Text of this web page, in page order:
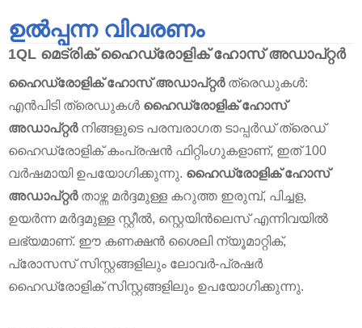
ഉൽപ്പന്ന വിവരണം
1QL മെട്രിക്ഹൈഡ്രോളിക് ഹോസ് അഡാപ്റ്റർ
ഹൈഡ്രോളിക്ഹോസ് അഡാപ്റ്റർത്രെഡുകൾ‌:
എൻ‌പി‌ടി ത്രെഡുകൾ‌ ഹൈഡ്രോളിക് ഹോസ്
അഡാപ്റ്റർനിങ്ങളുടെ പരമ്പരാഗത ടാപ്പർഡ് ത്രെഡ്
ഹൈഡ്രോളിക് കംപ്രഷൻ ഫിറ്റിംഗുകളാണ്, ഇത് 100
വർഷമായി ഉപയോഗിക്കുന്നു. ഹൈഡ്രോളിക് ഹോസ്
അഡാപ്റ്റർ താഴ്ന്ന മർദ്ദമുള്ള കറുത്ത ഇരുമ്പ്, പിച്ചള,
ഉയർന്ന മർദ്ദമുള്ള സ്റ്റീൽ, സ്റ്റെയിൻലെസ് എന്നിവയിൽ
ലഭ്യമാണ്. ഈ കണക്ഷൻ ശൈലി ന്യൂമാറ്റിക്,
പ്രോസസ് സിസ്റ്റങ്ങളിലും ലോവർ-പ്രഷർ
ഹൈഡ്രോളിക് സിസ്റ്റങ്ങളിലും ഉപയോഗിക്കുന്നു.